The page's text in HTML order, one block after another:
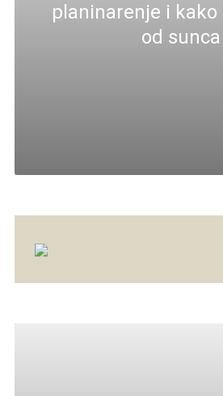
planinarenje i
od sunca